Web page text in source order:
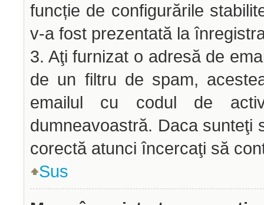
funcție de configurările
v-a fost prezentată la
3. Aţi furnizat o adresă de
de un filtru de spam,
emailul cu codul de
dumneavoastră. Daca sunteţi
corectă atunci încercaţi să
Sus